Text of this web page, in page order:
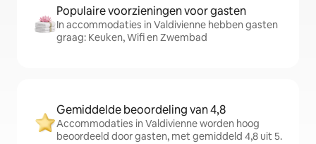
Populaire voorzieningen voor gasten
In accommodaties in Valdivienne hebben gasten
graag: Keuken, Wifi en Zwembad
Gemiddelde beoordeling van 4,8
Accommodaties in Valdivienne worden hoog
beoordeeld door gasten, met gemiddeld 4,8 uit 5.